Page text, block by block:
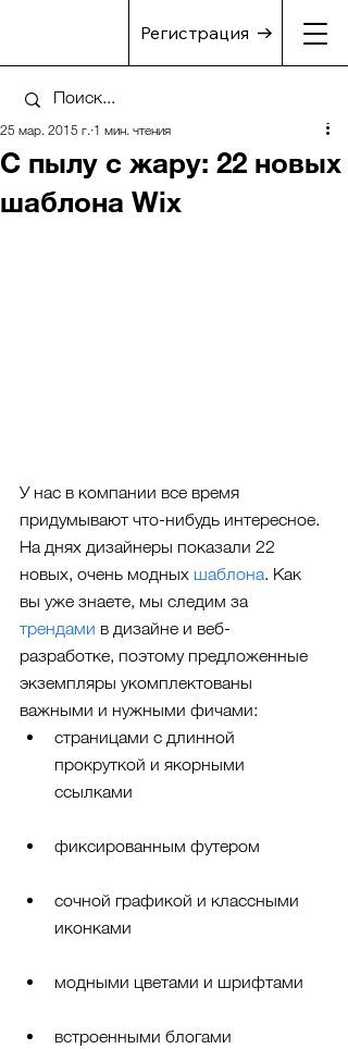
Регистрация
С пылу с жару: 22 новых
шаблона Wix
25 мар. 2015 г. 1 мин. чтения
У нас в компании все время
придумывают что-нибудь интересное.
На днях дизайнеры показали 22
новых, очень модных шаблона. Как
вы уже знаете, мы следим за
трендами в дизайне и веб-
разработке, поэтому предложенные
экземпляры укомплектованы
важными и нужными фичами:
страницами с длинной
прокруткой и якорными
ссылками
фиксированным футером
сочной графикой и классными
иконками
модными цветами и шрифтами
встроенными блогами